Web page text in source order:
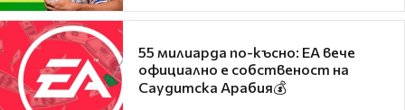
55 милиарда по-късно: EA вече
официално е собственост на
Саудитска Арабия💰